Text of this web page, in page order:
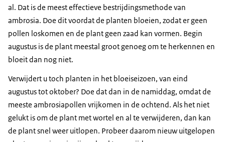
al. Dat is de meest effectieve bestrijdingsmethode van
ambrosia. Doe dit voordat de planten bloeien, zodat er geen
pollen loskomen en de plant geen zaad kan vormen. Begin
augustus is de plant meestal groot genoeg om te herkennen en
bloeit dan nog niet.
Verwijdert u toch planten in het bloeiseizoen, van eind
augustus tot oktober? Doe dat dan in de namiddag, omdat de
meeste ambrosiapollen vrijkomen in de ochtend. Als het niet
gelukt is om de plant met wortel en al te verwijderen, dan kan
de plant snel weer uitlopen. Probeer daarom nieuw uitgelopen